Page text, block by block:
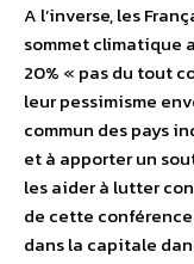
A l’inverse, les
sommet climatique
20% « pas du tout
leur pessimisme
commun des pays
et à apporter un
les aider à lutter
de cette
dans la capitale